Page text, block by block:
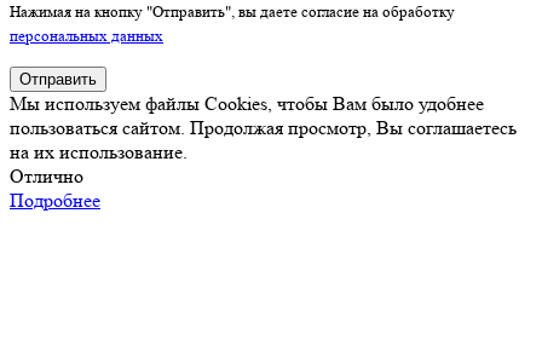
Нажимая на кнопку "Отправить", вы даете согласие на обработку
персональных данных
Отправить
Мы используем файлы Cookies, чтобы Вам было удобнее
пользоваться сайтом. Продолжая просмотр, Вы соглашаетесь
на их использование.
Отлично
Подробнее